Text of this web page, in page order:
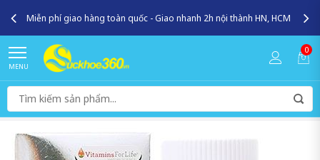
Miễn phí giao hàng toàn quốc - Giao nhanh 2h nội thành HN, HCM
MENU
0